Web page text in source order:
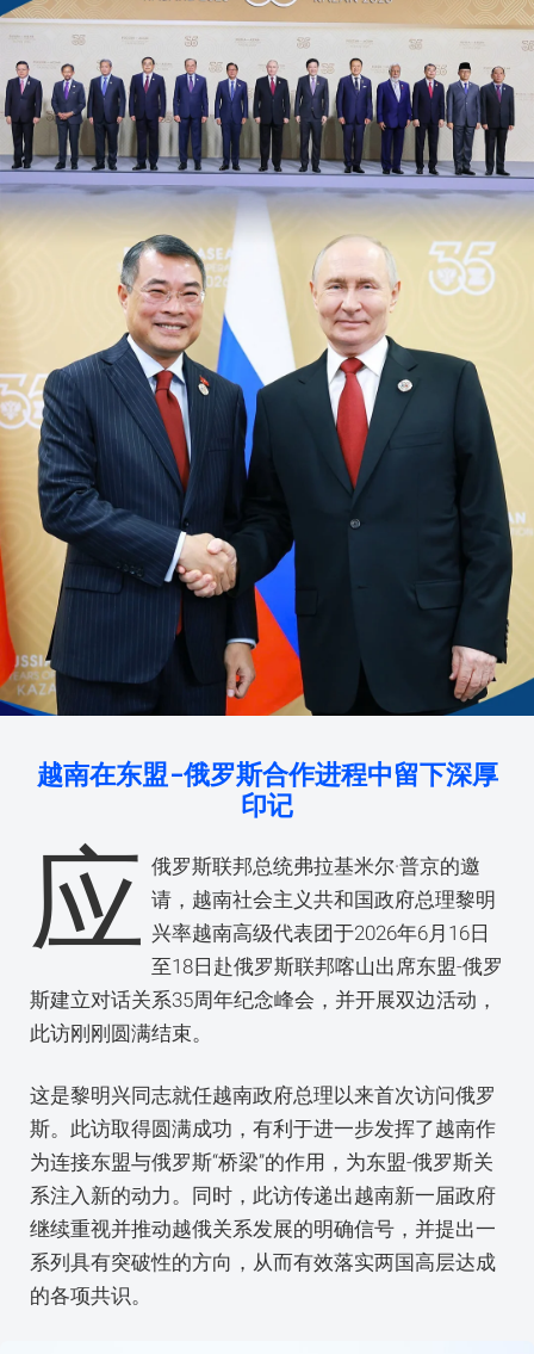
越南在东盟-俄罗斯合作进程中留下深厚
印记
应 俄罗斯联邦总统弗拉基米尔·普京的邀
请，越南社会主义共和国政府总理黎明
兴率越南高级代表团于2026年6月16日
至18日赴俄罗斯联邦喀山出席东盟-俄罗
斯建立对话关系35周年纪念峰会，并开展双边活动，
此访刚刚圆满结束。
这是黎明兴同志就任越南政府总理以来首次访问俄罗
斯。此访取得圆满成功，有利于进一步发挥了越南作
为连接东盟与俄罗斯“桥梁”的作用，为东盟-俄罗斯关
系注入新的动力。同时，此访传递出越南新一届政府
继续重视并推动越俄关系发展的明确信号，并提出一
系列具有突破性的方向，从而有效落实两国高层达成
的各项共识。